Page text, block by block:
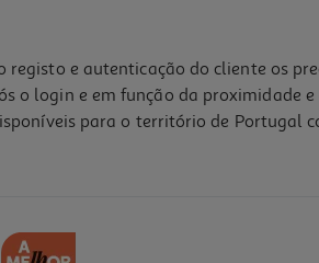
e autenticação do cliente os
o login e em função da proximidade
para o território de Portugal